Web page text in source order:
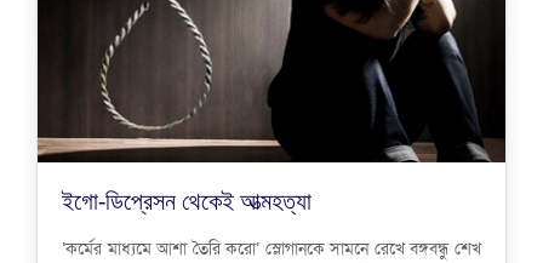
ইগো-ডিপ্রেসন থেকেই আত্মহত্যা
‘কর্মের মাধ্যমে আশা তৈরি করো’ স্লোগানকে সামনে রেখে বঙ্গবন্ধু শেখ